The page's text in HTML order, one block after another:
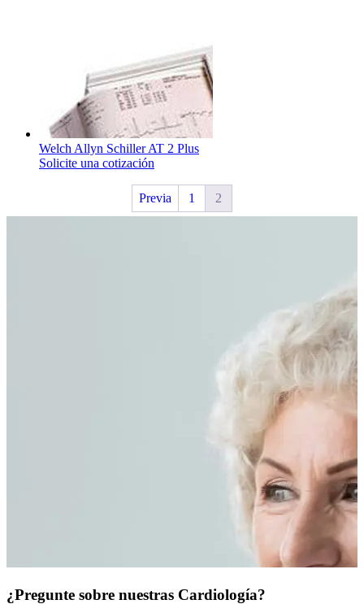
Welch Allyn Schiller AT 2 Plus
Solicite una cotización
Previa 1 2
¿Pregunte sobre nuestras Cardiología?